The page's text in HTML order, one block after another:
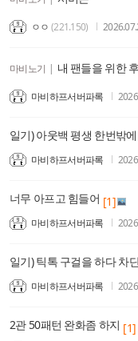
ㅇㅇ (221.150)
마비노기 | 내 팬들을 위한
마비하프서버파록
마비하프서버파록
너무 아프고 힘들어 [1]
마비하프서버파록
일기) 틱톡 구걸을 하다 차
마비하프서버파록
2관 50패턴 완화좀 하지 [1]